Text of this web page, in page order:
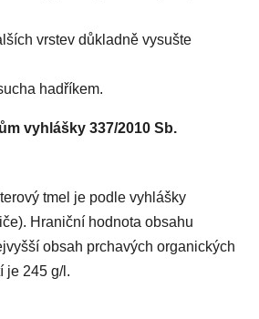
vrstev důkladně vysušte
hadříkem.
vyhlášky 337/2010 Sb.
tmel je podle vyhlášky
Hraniční hodnota obsahu
obsah prchavých organických
je 245 g/l.